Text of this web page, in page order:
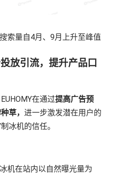
索量自4月、9月上升至峰值
放引流，提升产品口
在通过提高广告预
草， 进一步激发潜在用户的
冰机的信任。
机在站内以自然曝光量为